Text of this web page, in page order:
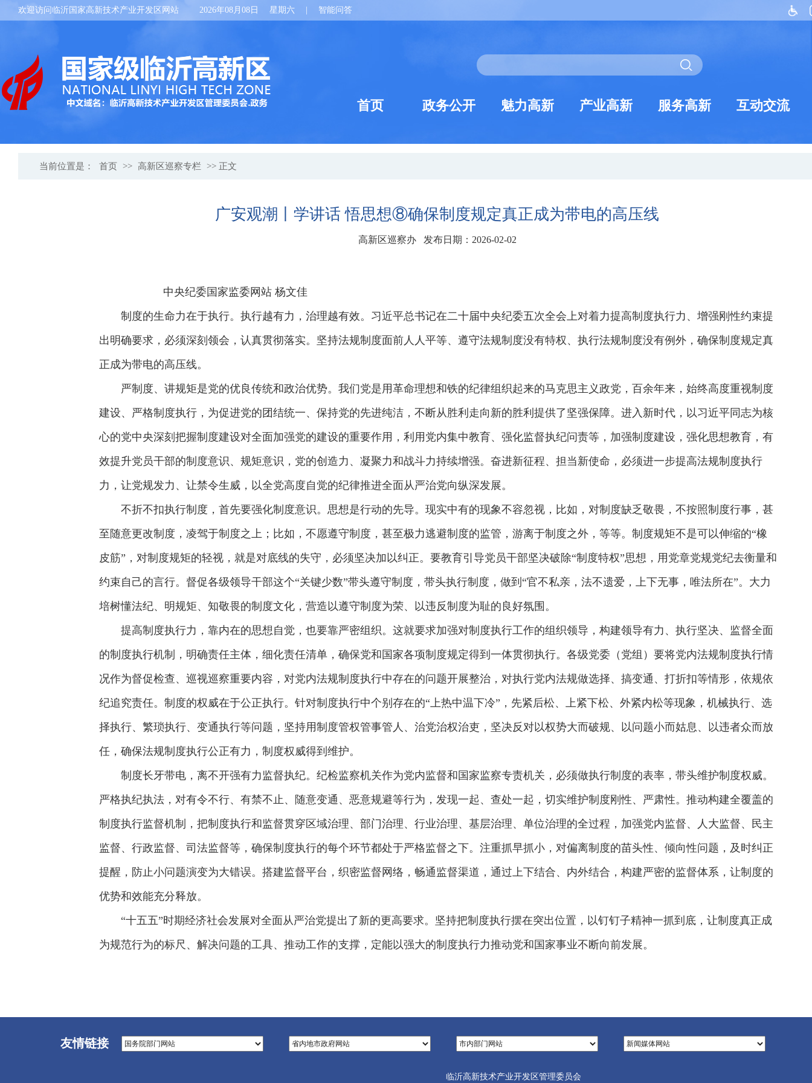
欢迎访问临沂国家高新技术产业开发区网站 2026年08月08日 星期六 智能问答
首页 政务公开 魅力高新 产业高新 服务高新 互动交流
当前位置是： 首页 >> 高新区巡察专栏 >> 正文
广安观潮丨学讲话 悟思想⑧确保制度规定真正成为带电的高压线
高新区巡察办 发布日期：2026-02-02
中央纪委国家监委网站 杨文佳
制度的生命力在于执行。执行越有力，治理越有效。习近平总书记在二十届中央纪委五次全会上对着力提高制度执行力、增强刚性约束提
出明确要求，必须深刻领会，认真贯彻落实。坚持法规制度面前人人平等、遵守法规制度没有特权、执行法规制度没有例外，确保制度规定真
正成为带电的高压线。
严制度、讲规矩是党的优良传统和政治优势。我们党是用革命理想和铁的纪律组织起来的马克思主义政党，百余年来，始终高度重视制度
建设、严格制度执行，为促进党的团结统一、保持党的先进纯洁，不断从胜利走向新的胜利提供了坚强保障。进入新时代，以习近平同志为核
心的党中央深刻把握制度建设对全面加强党的建设的重要作用，利用党内集中教育、强化监督执纪问责等，加强制度建设，强化思想教育，有
效提升党员干部的制度意识、规矩意识，党的创造力、凝聚力和战斗力持续增强。奋进新征程、担当新使命，必须进一步提高法规制度执行
力，让党规发力、让禁令生威，以全党高度自觉的纪律推进全面从严治党向纵深发展。
不折不扣执行制度，首先要强化制度意识。思想是行动的先导。现实中有的现象不容忽视，比如，对制度缺乏敬畏，不按照制度行事，甚
至随意更改制度，凌驾于制度之上；比如，不愿遵守制度，甚至极力逃避制度的监管，游离于制度之外，等等。制度规矩不是可以伸缩的“橡
皮筋”，对制度规矩的轻视，就是对底线的失守，必须坚决加以纠正。要教育引导党员干部坚决破除“制度特权”思想，用党章党规党纪去衡量和
约束自己的言行。督促各级领导干部这个“关键少数”带头遵守制度，带头执行制度，做到“官不私亲，法不遗爱，上下无事，唯法所在”。大力
培树懂法纪、明规矩、知敬畏的制度文化，营造以遵守制度为荣、以违反制度为耻的良好氛围。
提高制度执行力，靠内在的思想自觉，也要靠严密组织。这就要求加强对制度执行工作的组织领导，构建领导有力、执行坚决、监督全面
的制度执行机制，明确责任主体，细化责任清单，确保党和国家各项制度规定得到一体贯彻执行。各级党委（党组）要将党内法规制度执行情
况作为督促检查、巡视巡察重要内容，对党内法规制度执行中存在的问题开展整治，对执行党内法规做选择、搞变通、打折扣等情形，依规依
纪追究责任。制度的权威在于公正执行。针对制度执行中个别存在的“上热中温下冷”，先紧后松、上紧下松、外紧内松等现象，机械执行、选
择执行、繁琐执行、变通执行等问题，坚持用制度管权管事管人、治党治权治吏，坚决反对以权势大而破规、以问题小而姑息、以违者众而放
任，确保法规制度执行公正有力，制度权威得到维护。
制度长牙带电，离不开强有力监督执纪。纪检监察机关作为党内监督和国家监察专责机关，必须做执行制度的表率，带头维护制度权威。
严格执纪执法，对有令不行、有禁不止、随意变通、恶意规避等行为，发现一起、查处一起，切实维护制度刚性、严肃性。推动构建全覆盖的
制度执行监督机制，把制度执行和监督贯穿区域治理、部门治理、行业治理、基层治理、单位治理的全过程，加强党内监督、人大监督、民主
监督、行政监督、司法监督等，确保制度执行的每个环节都处于严格监督之下。注重抓早抓小，对偏离制度的苗头性、倾向性问题，及时纠正
提醒，防止小问题演变为大错误。搭建监督平台，织密监督网络，畅通监督渠道，通过上下结合、内外结合，构建严密的监督体系，让制度的
优势和效能充分释放。
“十五五”时期经济社会发展对全面从严治党提出了新的更高要求。坚持把制度执行摆在突出位置，以钉钉子精神一抓到底，让制度真正成
为规范行为的标尺、解决问题的工具、推动工作的支撑，定能以强大的制度执行力推动党和国家事业不断向前发展。
友情链接
临沂高新技术产业开发区管理委员会